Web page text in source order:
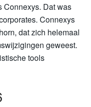
Connexys. Dat was
Connexys
dat zich helemaal
geweest.
tools